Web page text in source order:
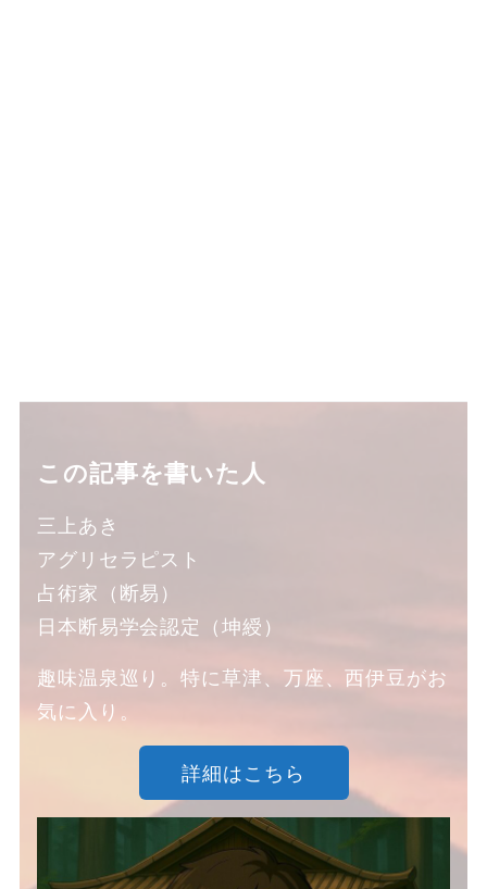
この記事を書いた人
三上あき
アグリセラピスト
占術家（断易）
日本断易学会認定（坤綬）
趣味温泉巡り。特に草津、万座、西伊豆がお
気に入り。
詳細はこちら